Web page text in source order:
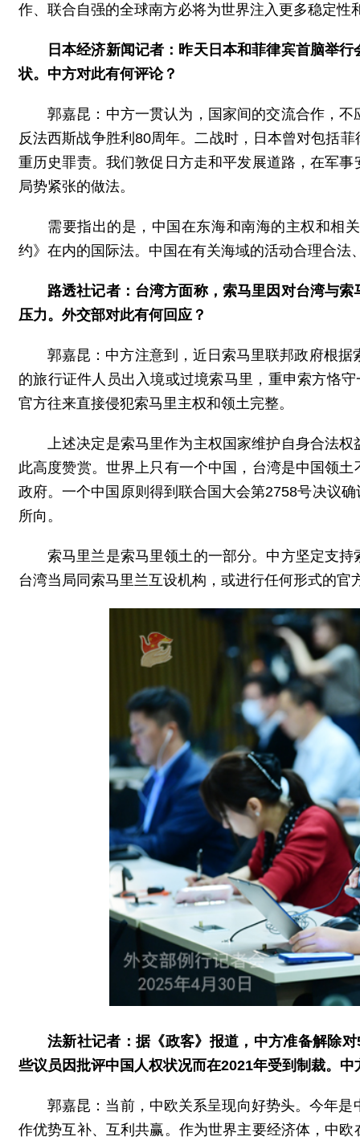
作、联合自强的全球南方必将为世界注入更多稳定性
日本经济新闻记者：昨天日本和菲律宾首脑举
状。中方对此有何评论？
郭嘉昆：中方一贯认为，国家间的交流合作，
反法西斯战争胜利80周年。二战时，日本曾对包括
重历史罪责。我们敦促日方走和平发展道路，在军
局势紧张的做法。
需要指出的是，中国在东海和南海的主权和相
约》在内的国际法。中国在有关海域的活动合理合法
路透社记者：台湾方面称，索马里因对台湾与
压力。外交部对此有何回应？
郭嘉昆：中方注意到，近日索马里联邦政府根
的旅行证件人员出入境或过境索马里，重申索方恪
官方往来直接侵犯索马里主权和领土完整。
上述决定是索马里作为主权国家维护自身合法
此高度赞赏。世界上只有一个中国，台湾是中国领
政府。一个中国原则得到联合国大会第2758号决议
所向。
索马里兰是索马里领土的一部分。中方坚定支
台湾当局同索马里兰互设机构，或进行任何形式的官
法新社记者：据《政客》报道，中方准备解除
些议员因批评中国人权状况而在2021年受到制裁。
郭嘉昆：当前，中欧关系呈现向好势头。今年
作优势互补、互利共赢。作为世界主要经济体，中